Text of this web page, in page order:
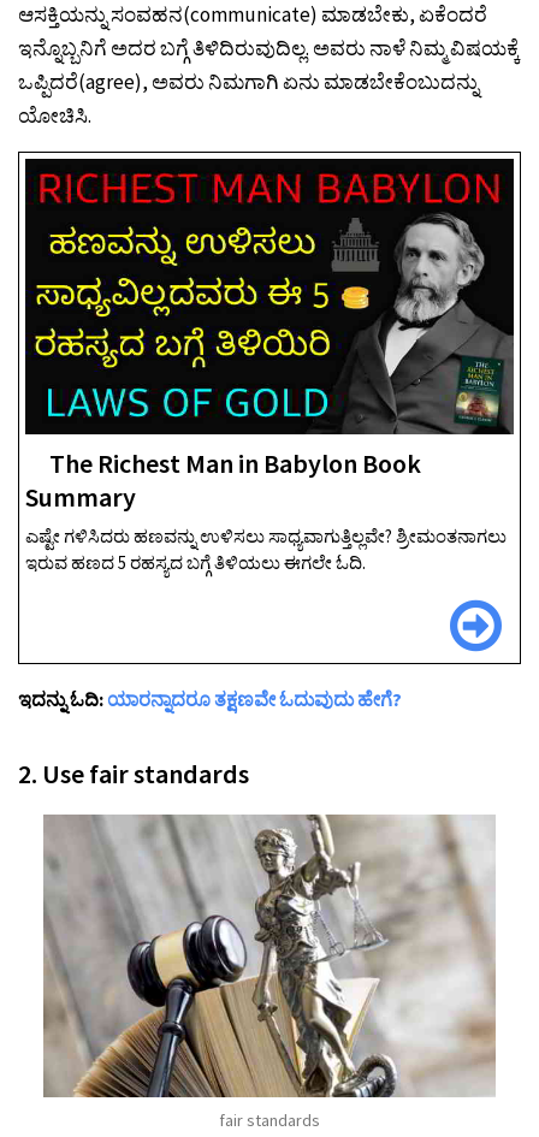
ಆಸಕ್ತಿಯನ್ನು ಸಂವಹನ(communicate) ಮಾಡಬೇಕು, ಏಕೆಂದರೆ
ಇನ್ನೊಬ್ಬನಿಗೆ ಅದರ ಬಗ್ಗೆ ತಿಳಿದಿರುವುದಿಲ್ಲ. ಅವರು ನಾಳೆ ನಿಮ್ಮ ವಿಷಯಕ್ಕೆ
ಒಪ್ಪಿದರೆ(agree), ಅವರು ನಿಮಗಾಗಿ ಏನು ಮಾಡಬೇಕೆಂಬುದನ್ನು
ಯೋಚಿಸಿ.
The Richest Man in Babylon Book
Summary
ಎಷ್ಟೇ ಗಳಿಸಿದರು ಹಣವನ್ನು ಉಳಿಸಲು ಸಾಧ್ಯವಾಗುತ್ತಿಲ್ಲವೇ? ಶ್ರೀಮಂತನಾಗಲು
ಇರುವ ಹಣದ 5 ರಹಸ್ಯದ ಬಗ್ಗೆ ತಿಳಿಯಲು ಈಗಲೇ ಓದಿ.
ಇದನ್ನು ಓದಿ: ಯಾರನ್ನಾದರೂ ತಕ್ಷಣವೇ ಓದುವುದು ಹೇಗೆ?
2. Use fair standards
fair standards